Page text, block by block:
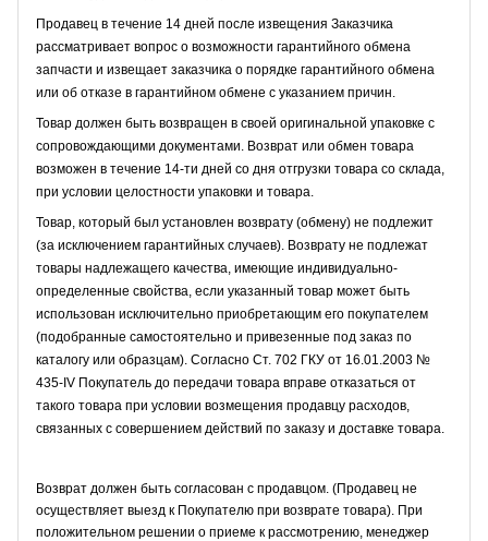
Продавец в течение 14 дней после извещения Заказчика
рассматривает вопрос о возможности гарантийного обмена
запчасти и извещает заказчика о порядке гарантийного обмена
или об отказе в гарантийном обмене с указанием причин.
Товар должен быть возвращен в своей оригинальной упаковке с
сопровождающими документами. Возврат или обмен товара
возможен в течение 14-ти дней со дня отгрузки товара со склада,
при условии целостности упаковки и товара.
Товар, который был установлен возврату (обмену) не подлежит
(за исключением гарантийных случаев). Возврату не подлежат
товары надлежащего качества, имеющие индивидуально-
определенные свойства, если указанный товар может быть
использован исключительно приобретающим его покупателем
(подобранные самостоятельно и привезенные под заказ по
каталогу или образцам). Согласно Ст. 702 ГКУ от 16.01.2003 №
435-IV Покупатель до передачи товара вправе отказаться от
такого товара при условии возмещения продавцу расходов,
связанных с совершением действий по заказу и доставке товара.
Возврат должен быть согласован с продавцом. (Продавец не
осуществляет выезд к Покупателю при возврате товара). При
положительном решении о приеме к рассмотрению, менеджер